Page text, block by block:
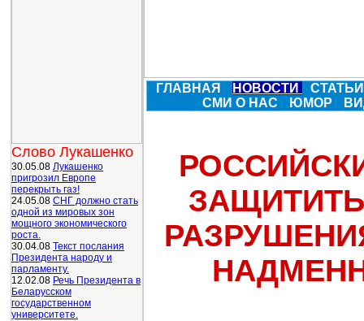
Слово Лукашенко
30.05.08 Лукашенко
пригрозил Европе
перекрыть газ!
24.05.08 СНГ должно стать
одной из мировых зон
мощного экономического
роста.
30.04.08 Текст послания
Президента народу и
парламенту.
12.02.08 Речь Президента в
Беларусском
государственном
университете.
ГЛАВНАЯ НОВОСТИ
СМИ О НАС
ЮМОР